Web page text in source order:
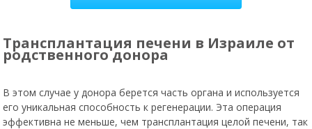
Трансплантация печени в Израиле от
родственного донора
В этом случае у донора берется часть органа и используется
его уникальная способность к регенерации. Эта операция
эффективна не меньше, чем трансплантация целой печени, так